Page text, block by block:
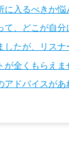
入るべきか
、どこが自
したが、リス
が全くもらえ
ドバイスがあ